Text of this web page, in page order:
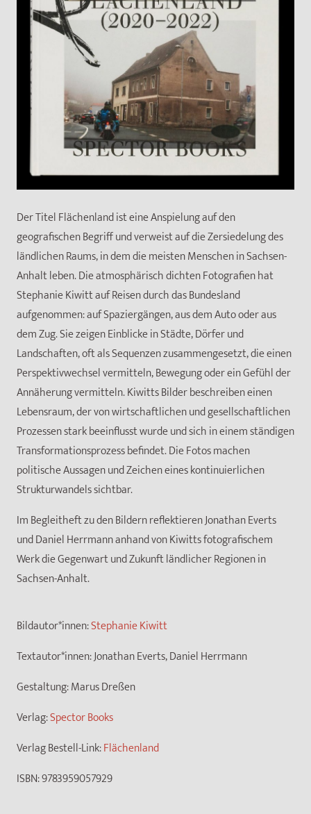
Der Titel Flächenland ist eine Anspielung auf den
geografischen Begriff und verweist auf die Zersiedelung des
ländlichen Raums, in dem die meisten Menschen in Sachsen-
Anhalt leben. Die atmosphärisch dichten Fotografien hat
Stephanie Kiwitt auf Reisen durch das Bundesland
aufgenommen: auf Spaziergängen, aus dem Auto oder aus
dem Zug. Sie zeigen Einblicke in Städte, Dörfer und
Landschaften, oft als Sequenzen zusammengesetzt, die einen
Perspektivwechsel vermitteln, Bewegung oder ein Gefühl der
Annäherung vermitteln. Kiwitts Bilder beschreiben einen
Lebensraum, der von wirtschaftlichen und gesellschaftlichen
Prozessen stark beeinflusst wurde und sich in einem ständigen
Transformationsprozess befindet. Die Fotos machen
politische Aussagen und Zeichen eines kontinuierlichen
Strukturwandels sichtbar.
Im Begleitheft zu den Bildern reflektieren Jonathan Everts
und Daniel Herrmann anhand von Kiwitts fotografischem
Werk die Gegenwart und Zukunft ländlicher Regionen in
Sachsen-Anhalt.
Bildautor*innen:Stephanie Kiwitt
Textautor*innen:Jonathan Everts, Daniel Herrmann
Gestaltung:Marus Dreßen
Verlag:Spector Books
Verlag Bestell-Link:Flächenland
ISBN:9783959057929